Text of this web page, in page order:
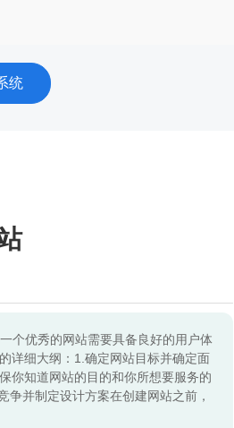
统
个优秀的网站需要具备良好的用户体
详细大纲：1.确定网站目标并确定面
你知道网站的目的和你所想要服务的
并制定设计方案在创建网站之前，